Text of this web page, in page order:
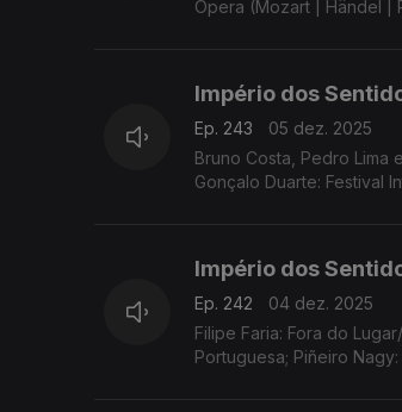
Ópera (Mozart | Händel |
Império dos
Ep. 243
05 dez. 2025
Bruno Costa, Pedro Lima
Gonçalo Duarte: Festival
Império dos
Ep. 242
04 dez. 2025
Filipe Faria: Fora do
Portuguesa; Piñeiro